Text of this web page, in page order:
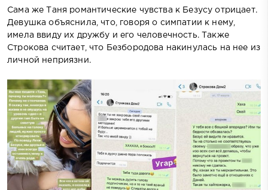
Сама же Таня романтические чувства к Безусу отрицает.
Девушка объяснила, что, говоря о симпатии к нему,
имела ввиду их дружбу и его человечность. Также
Строкова считает, что Безбородова накинулась на нее из
личной неприязни.